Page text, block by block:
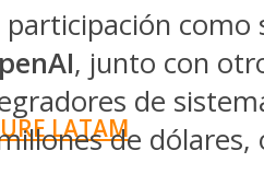
LATAM
participación como
, junto con
de
de